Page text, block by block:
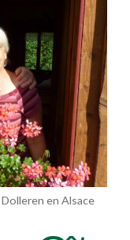
en Alsace